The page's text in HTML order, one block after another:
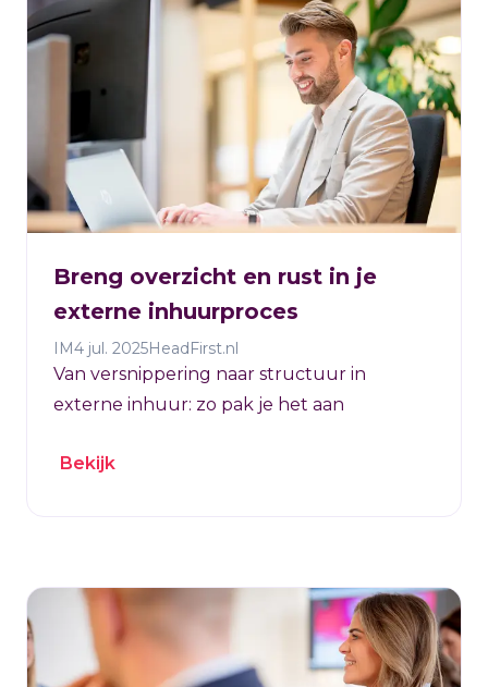
Breng overzicht en rust in je
externe inhuurproces
IM4 jul. 2025HeadFirst.nl
Van versnippering naar structuur in
externe inhuur: zo pak je het aan
Bekijk